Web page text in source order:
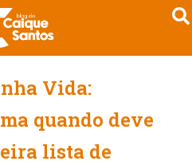
Vida:
quando deve
lista de